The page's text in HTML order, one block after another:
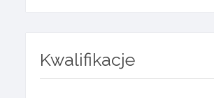
Kwalifikacje